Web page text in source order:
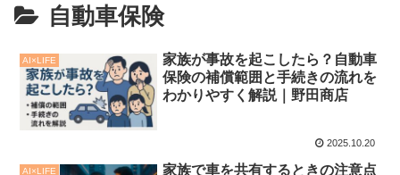
自動車保険
AI×LIFE
家族が事故を起こしたら？自動車
保険の補償範囲と手続きの流れを
わかりやすく解説｜野田商店
2025.10.20
AI×LIFE
家族で車を共有するときの注意点